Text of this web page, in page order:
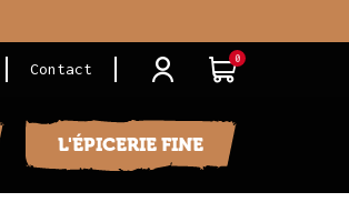
Contact j i0
L'ÉPICERIE FINE